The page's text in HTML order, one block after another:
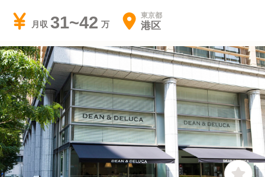
月収 31~42 東京都
港区